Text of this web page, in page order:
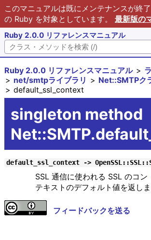
このマニュアルは既にメンテナンスが終
の Ruby を対象としています。 最新版の
Ruby 2.0.0 リファレンスマニュアル
Ruby 2.0.0 リファレンスマニュアル
net/smtpライブラリ
Net::SMTPク
default_ssl_context
singleton method
default_ssl_context ->
SSL 通信に使われる SSL のコン
テキストのデフォルト値を返しま
フィードバックを送る